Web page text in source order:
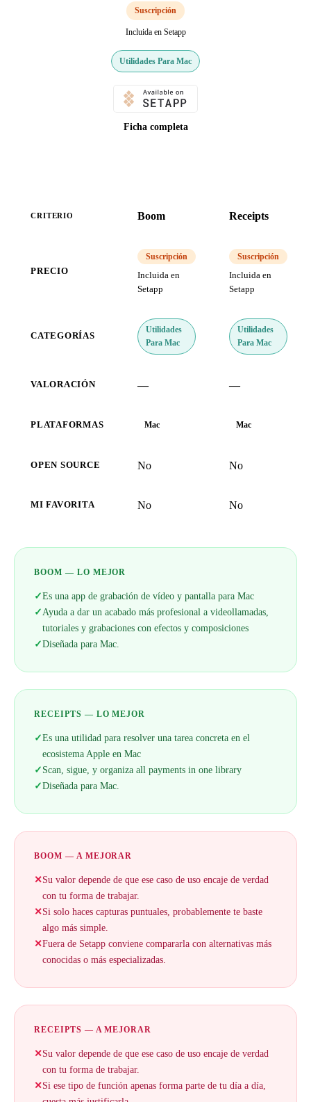
Suscripción
Incluida en Setapp
Utilidades Para Mac
Ficha completa
CRITERIO Boom Receipts
PRECIO
Suscripción
Incluida en
Setapp
Suscripción
Incluida en
Setapp
CATEGORÍAS
Utilidades
Para Mac
Utilidades
Para Mac
VALORACIÓN — —
PLATAFORMAS Mac Mac
OPEN SOURCE No No
MI FAVORITA No No
BOOM — LO MEJOR
✓Es una app de grabación de vídeo y pantalla para Mac
✓Ayuda a dar un acabado más profesional a videollamadas,
tutoriales y grabaciones con efectos y composiciones
✓Diseñada para Mac.
RECEIPTS — LO MEJOR
✓Es una utilidad para resolver una tarea concreta en el
ecosistema Apple en Mac
✓Scan, sigue, y organiza all payments in one library
✓Diseñada para Mac.
BOOM — A MEJORAR
✕Su valor depende de que ese caso de uso encaje de verdad
con tu forma de trabajar.
✕Si solo haces capturas puntuales, probablemente te baste
algo más simple.
✕Fuera de Setapp conviene compararla con alternativas más
conocidas o más especializadas.
RECEIPTS — A MEJORAR
✕Su valor depende de que ese caso de uso encaje de verdad
con tu forma de trabajar.
✕Si ese tipo de función apenas forma parte de tu día a día,